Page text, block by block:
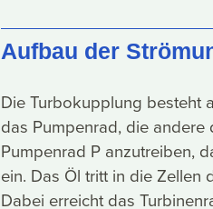
Aufbau der
Die Turbokupplung besteht
das Pumpenrad, die
Pumpenrad P anzutreiben,
ein. Das Öl tritt in die Zellen
Dabei erreicht das